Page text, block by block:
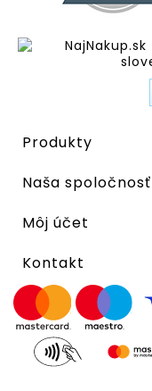
Produkty
Naša spoločnosť
Môj účet
Kontakt